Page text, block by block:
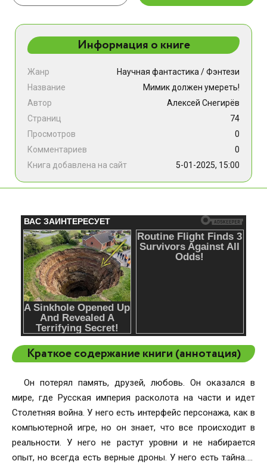
Информация о книге
Жанр Научная фантастика /Фэнтези
Название
Мимик должен умереть!
Автор
Алексей Снегирёв
Страниц
74
Просмотров
0
Комментариев
0
Книга добавлена на сайт
5-01-2025, 15:00
Краткое содержание книги (аннотация)
Он потерял память, друзей, любовь. Он оказался в
мире, где Русская империя расколота на части и идет
Столетняя война. У него есть интерфейс персонажа, как в
компьютерной игре, но он знает, что все происходит в
реальности. У него не растут уровни и не набирается
опыт, но всегда есть верные дроны. У него есть тайна. У